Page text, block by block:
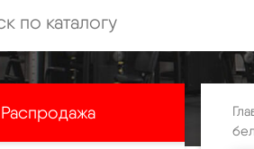
Распродажа